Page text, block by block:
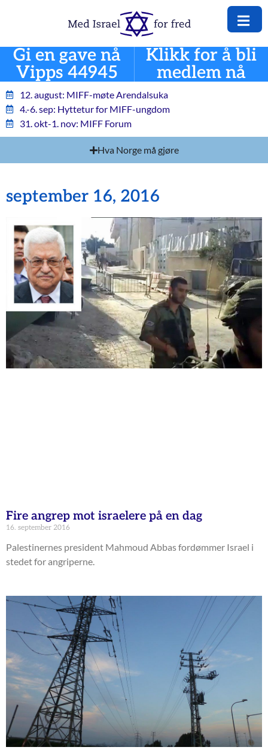
Gi en gave nå
Vipps 44945
Klikk for å bli
medlem nå
12. august: MIFF-møte Arendalsuka
4.-6. sep: Hyttetur for MIFF-ungdom
31. okt-1. nov: MIFF Forum
Hva Norge må gjøre
september 16, 2016
Fire angrep mot israelere på en dag
16. september 2016
Palestinernes president Mahmoud Abbas fordømmer Israel i
stedet for angriperne.